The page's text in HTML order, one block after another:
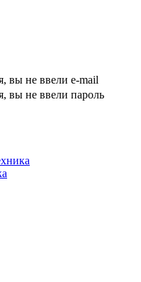
вы не ввели e-mail
вы не ввели пароль